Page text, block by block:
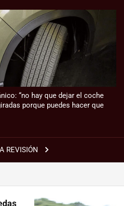
REVISIÓN
“no hay que dejar el coche
porque puedes hacer que